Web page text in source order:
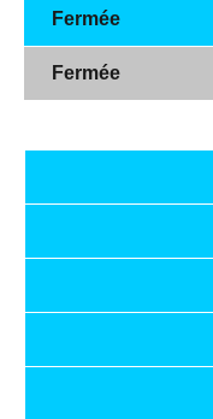
Fermée
Fermée